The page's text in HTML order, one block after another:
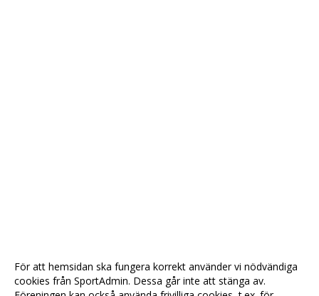
För att hemsidan ska fungera korrekt använder vi nödvändiga
cookies från SportAdmin. Dessa går inte att stänga av.